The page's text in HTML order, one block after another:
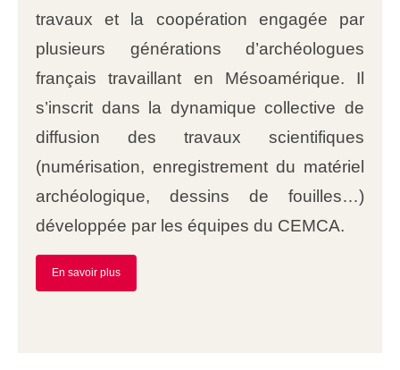
travaux et la coopération engagée par
plusieurs générations d’archéologues
français travaillant en Mésoamérique. Il
s’inscrit dans la dynamique collective de
diffusion des travaux scientifiques
(numérisation, enregistrement du matériel
archéologique, dessins de fouilles…)
développée par les équipes du CEMCA.
En savoir plus